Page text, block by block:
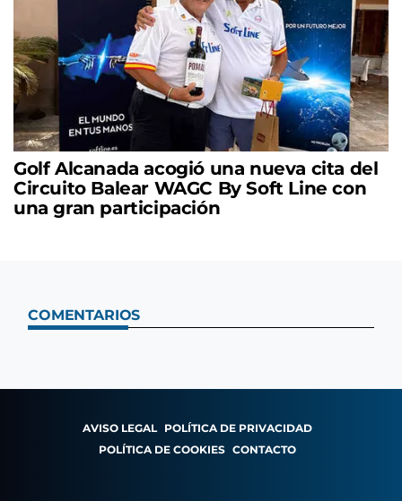
Golf Alcanada acogió una nueva cita del
Circuito Balear WAGC By Soft Line con
una gran participación
COMENTARIOS
AVISO LEGAL POLÍTICA DE PRIVACIDAD
POLÍTICA DE COOKIES CONTACTO